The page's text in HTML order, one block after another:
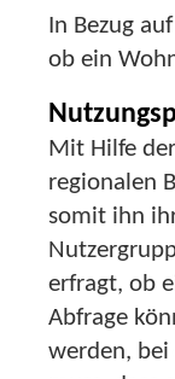
In Bezug
ob ein
Mit Hilfe
regionalen
somit ihn
erfragt, ob
Abfrage
werden,